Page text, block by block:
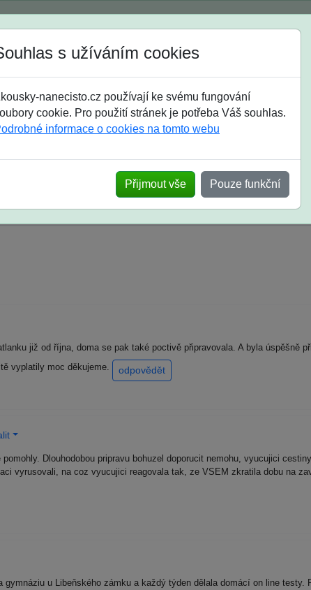
Jak si vybrat
třída 9. třída střední maturanti soutěže prázdniny
SŠ? Vaše ohlasy po skutečných přijímacích
s užíváním cookies
nanecisto.cz používají ke svému fungování
cookie. Pro použití stránek je potřeba Váš souhlas.
informace o cookies na tomto webu
Přijmout vše Pouze funkční
již od října, doma se pak také poctivě připravovala. A byla úspěšně
vyplatily moc děkujeme.
odpovědět
Dlouhodobou pripravu bohuzel doporucit nemohu, vyucujici
vyrusovali, na coz vyucujici reagovala tak, ze VSEM zkratila dobu na
u Libeňského zámku a každý týden dělala domácí on line testy.